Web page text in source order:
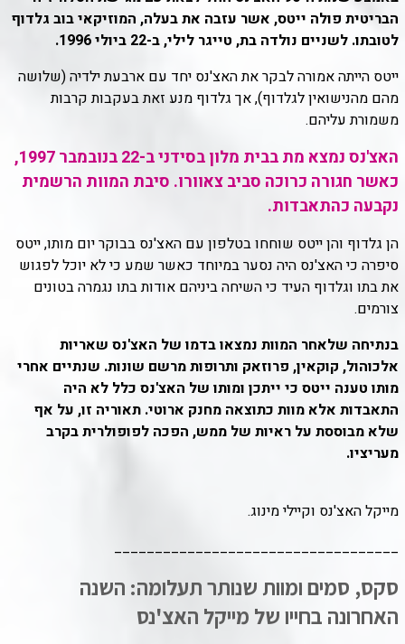
הבריטית פולה ייטס, אשר עזבה את בעלה, המוזיקאי בוב גלדוף
לטובתו. לשניים נולדה בת, טייגר לילי, ב-22 ביולי 1996.
ייטס הייתה אמורה לבקר את האצ'נס יחד עם ארבעת ילדיה (שלושה
מהם מהנישואין לגלדוף), אך גלדוף מנע זאת בעקבות קרבות
משמורת עליהם.
האצ'נס נמצא מת בבית מלון בסידני ב-22 בנובמבר 1997,
כאשר חגורה כרוכה סביב צאוורו. סיבת המוות הרשמית
נקבעה כהתאבדות.
הן גלדוף והן ייטס שוחחו בטלפון עם האצ'נס בבוקר יום מותו, ייטס
סיפרה כי האצ'נס היה נסער במיוחד כאשר שמע כי לא יוכל לפגוש
את בתו וגלדוף העיד כי השיחה ביניהם אודות בתו נגמרה בטונים
צורמים.
בנתיחה שלאחר המוות נמצאו בדמו של האצ'נס שאריות
אלכוהול, קוקאין, פרוזאק ותרופות מרשם שונות. שנתיים אחרי
מותו טענה ייטס כי ייתכן ומותו של האצ'נס כלל לא היה
התאבדות אלא מוות כתוצאה מחנק ארוטי. תאוריה זו, על אף
שלא מבוססת על ראיות של ממש, הפכה לפופולרית בקרב
מעריציו.
מייקל האצ'נס וקיילי מינוג.
___________________________________
סקס, סמים ומוות שנותר תעלומה: השנה
האחרונה בחייו של מייקל האצ'נס